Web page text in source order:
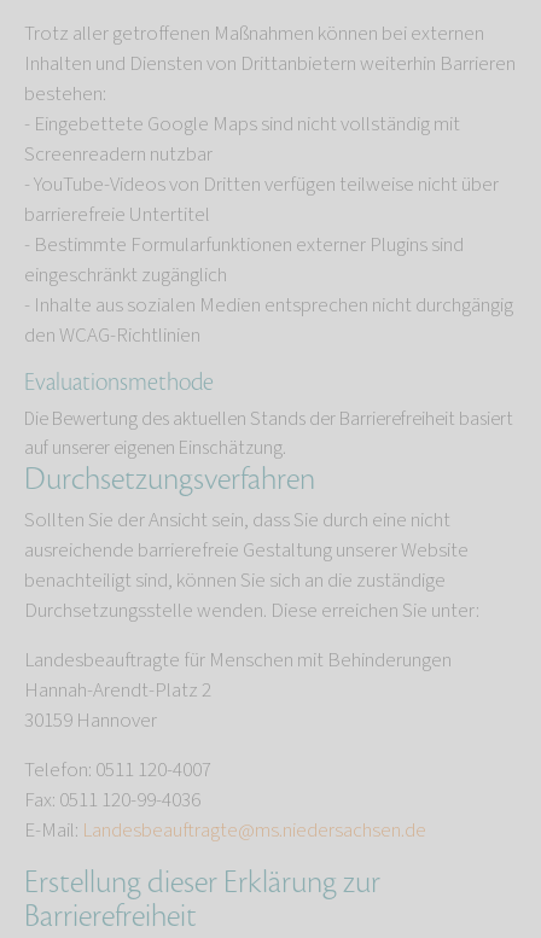
Trotz aller getroffenen Maßnahmen können bei externen
Inhalten und Diensten von Drittanbietern weiterhin Barrieren
bestehen:
- Eingebettete Google Maps sind nicht vollständig mit
Screenreadern nutzbar
- YouTube-Videos von Dritten verfügen teilweise nicht über
barrierefreie Untertitel
- Bestimmte Formularfunktionen externer Plugins sind
eingeschränkt zugänglich
- Inhalte aus sozialen Medien entsprechen nicht durchgängig
den WCAG-Richtlinien
Evaluationsmethode
Die Bewertung des aktuellen Stands der Barrierefreiheit basiert
auf unserer eigenen Einschätzung.
Durchsetzungsverfahren
Sollten Sie der Ansicht sein, dass Sie durch eine nicht
ausreichende barrierefreie Gestaltung unserer Website
benachteiligt sind, können Sie sich an die zuständige
Durchsetzungsstelle wenden. Diese erreichen Sie unter:
Landesbeauftragte für Menschen mit Behinderungen
Hannah-Arendt-Platz 2
30159 Hannover
Telefon: 0511 120-4007
Fax: 0511 120-99-4036
E-Mail: Landesbeauftragte@ms.niedersachsen.de
Erstellung dieser Erklärung zur
Barrierefreiheit